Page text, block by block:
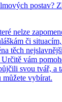
postav?
nelze
či
těch
vám
svou tvář, a
můžete vybírat.